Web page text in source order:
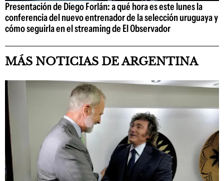
Presentación de Diego Forlán: a qué hora es este lunes la
conferencia del nuevo entrenador de la selección uruguaya y
cómo seguirla en el streaming de El Observador
MÁS NOTICIAS DE ARGENTINA